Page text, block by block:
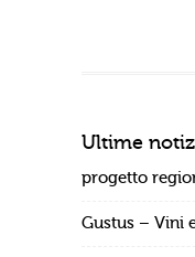
Ultime
progetto
Gustus – Vini